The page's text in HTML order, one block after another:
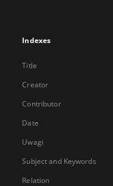
Indexes
Title
Creator
Contributor
Date
Uwagi
Subject and Keywords
Relation